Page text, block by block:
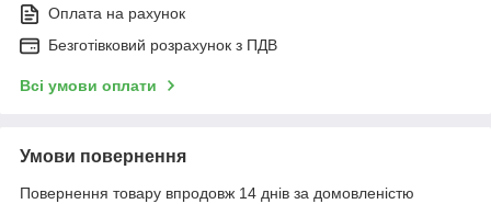
Оплата на рахунок
Безготівковий розрахунок з ПДВ
Всі умови оплати
Умови повернення
Повернення товару впродовж 14 днів за домовленістю